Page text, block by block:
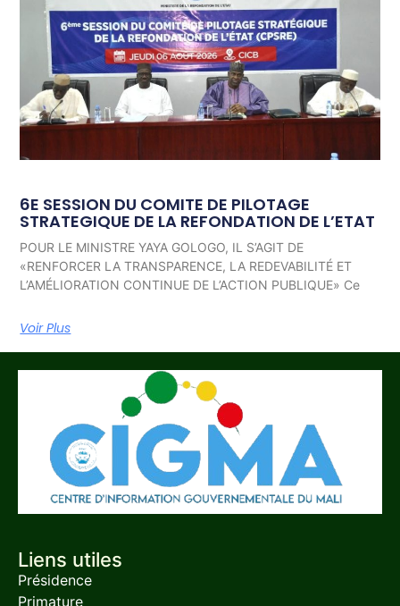
6E SESSION DU COMITE DE PILOTAGE
STRATEGIQUE DE LA REFONDATION DE L’ETAT
POUR LE MINISTRE YAYA GOLOGO, IL S’AGIT DE
«RENFORCER LA TRANSPARENCE, LA REDEVABILITÉ ET
L’AMÉLIORATION CONTINUE DE L’ACTION PUBLIQUE» Ce
Voir Plus
Liens utiles
Présidence
Primature